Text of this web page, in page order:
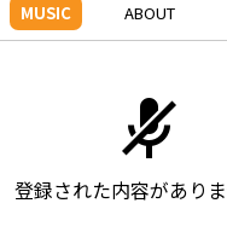
MUSIC ABOUT
登録された内容がありま